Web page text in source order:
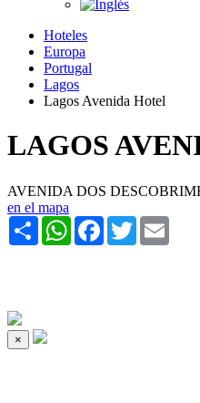
Hoteles
Europa
Portugal
Lagos
Lagos Avenida Hotel
LAGOS
AVENIDA DOS
en el mapa
Share WhatsAppFacebook
Twitter
×